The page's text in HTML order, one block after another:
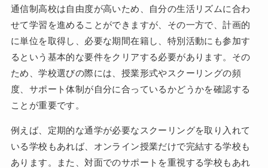
通信制高校は自由度が高いため、自分の生活リズムに合わ
せて学習を進めることができますが、その一方で、計画的
に単位を取得し、必要な期間在籍し、特別活動にも参加す
るという基本的な要件をクリアする必要があります。その
ため、学校選びの際には、授業形式やスクーリングの頻
度、サポート体制が自分に合っているかどうかを確認する
ことが重要です。
例えば、定期的な通学が必要なスクーリングを取り入れて
いる学校もあれば、オンライン授業だけで完結する学校も
あります。また、対面でのサポートを重視する学校もあれ